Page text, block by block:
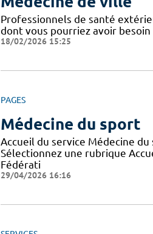
Professionnels de santé
dont vous pourriez avoir
18/02/2026 15:25
PAGES
Médecine du sport
Accueil du service Médecine
Sélectionnez une rubrique
Fédérati
29/04/2026 16:16